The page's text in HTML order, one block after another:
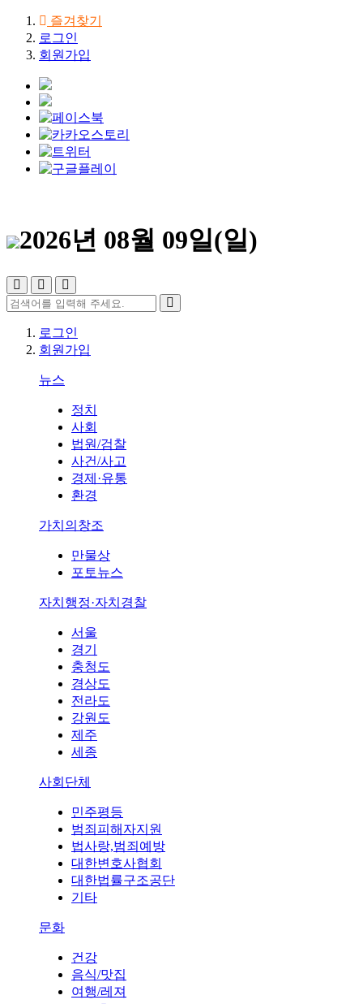
즐겨찾기
로그인
회원가입
2026년 08월 09일(일)
로그인
회원가입
뉴스
정치
사회
법원/검찰
사건/사고
경제·유통
환경
가치의창조
만물상
포토뉴스
자치행정·자치경찰
서울
경기
충청도
경상도
전라도
강원도
제주
세종
사회단체
민주평등
범죄피해자지원
법사랑,범죄예방
대한변호사협회
대한법률구조공단
기타
문화
건강
음식/맛집
여행/레져